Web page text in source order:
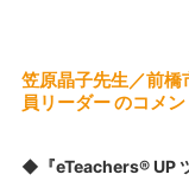
笠原晶子先生／​​前
員リーダー のコメン
◆『eTeachers® UP